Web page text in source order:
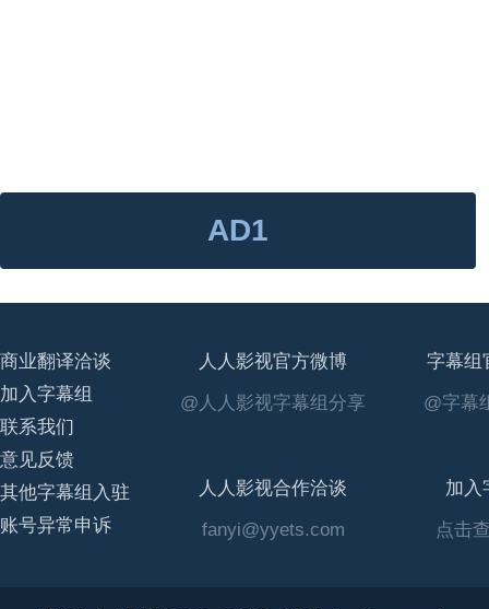
AD1
商业翻译洽谈
加入字幕组
联系我们
意见反馈
其他字幕组入驻
账号异常申诉
人人影视官方微博
@人人影视字幕组分享
字幕组
@字幕
人人影视合作洽谈
fanyi@yyets.com
加入
点击